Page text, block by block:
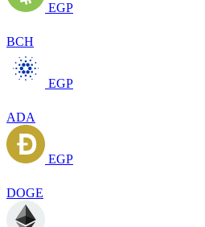
EGP
BCH
EGP
ADA
EGP
DOGE